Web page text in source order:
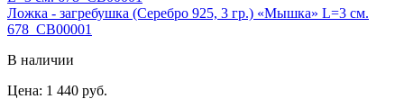
Ложка - загребушка (Серебро 925, 3 гр.) «Мышка» L=3 см.
678_СВ00001
В наличии
Цена: 1 440 руб.